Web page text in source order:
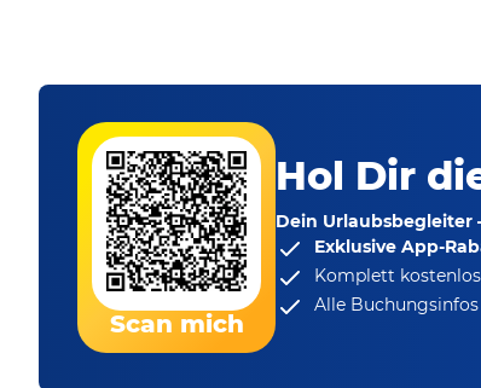
Scan mich
Hol Dir
Dein Urlaubsbegleiter
Exklusive App-
Komplett
Alle